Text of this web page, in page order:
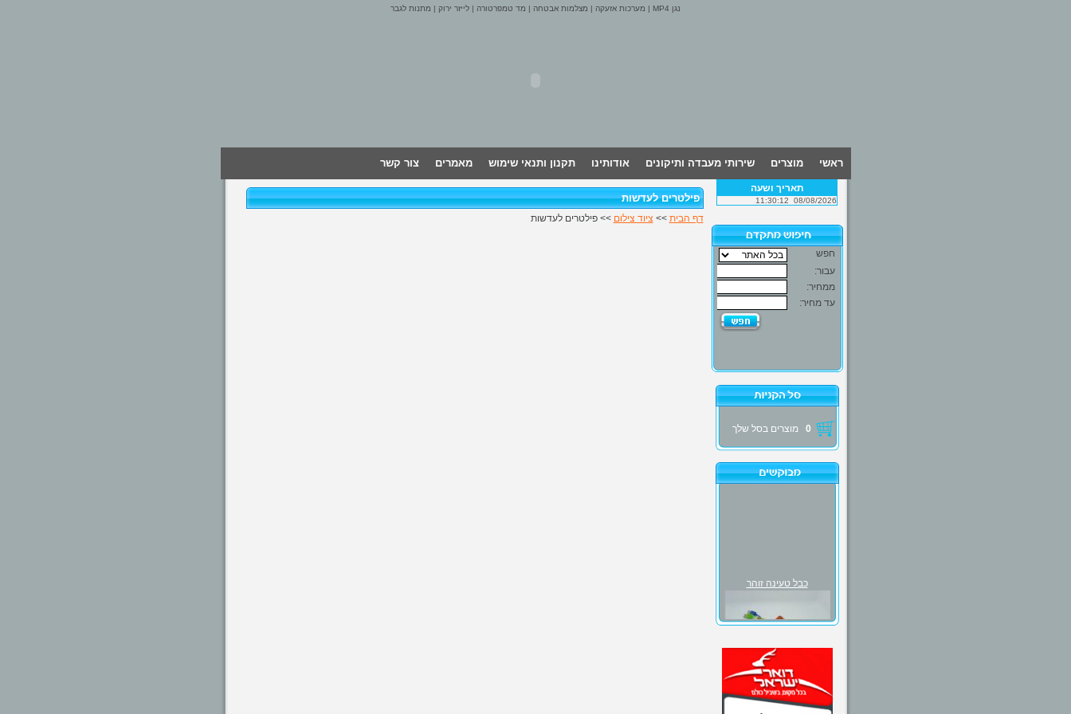
נגן MP4 | מערכות אזעקה | מצלמות אבטחה | מד טמפרטורה | לייזר ירוק | מתנות לגבר
ראשי מוצרים שירותי מעבדה ותיקונים אודותינו תקנון ותנאי שימוש מאמרים צור קשר
תאריך ושעה
08/08/2026
11:30:12
0 מוצרים בסל שלך
כבל טעינה זוהר
₪30.00
פילטרים לעדשות
דף הבית >> ציוד צילום >> פילטרים לעדשות